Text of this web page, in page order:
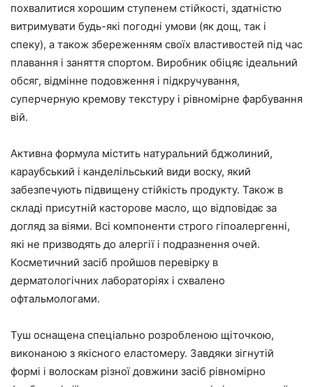
похвалитися хорошим ступенем стійкості, здатністю
витримувати будь-які погодні умови (як дощ, так і
спеку), а також збереженням своїх властивостей під час
плавання і заняття спортом. Виробник обіцяє ідеальний
обсяг, відмінне подовження і підкручування,
суперчерную кремову текстуру і рівномірне фарбування
вій.
Активна формула містить натуральний бджолиний,
караубський і канделільський види воску, який
забезпечують підвищену стійкість продукту. Також в
складі присутній касторове масло, що відповідає за
догляд за віями. Всі компоненти строго гіпоалергенні,
які не призводять до алергії і подразнення очей.
Косметичний засіб пройшов перевірку в
дерматологічних лабораторіях і схвалено
офтальмологами.
Туш оснащена спеціально розробленою щіточкою,
виконаною з якісного еластомеру. Завдяки зігнутій
формі і волоскам різної довжини засіб рівномірно